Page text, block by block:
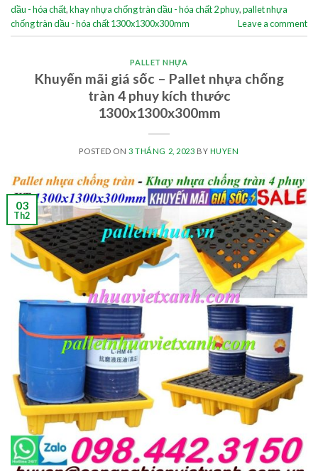
dầu - hóa chất,khay nhựa chống tràn dầu - hóa chất 2 phuy,pallet nhựa
chống tràn dầu - hóa chất 1300x1300x300mm
Leave a comment
PALLET NHỰA
Khuyến mãi giá sốc – Pallet nhựa chống
tràn 4 phuy kích thước
1300x1300x300mm
POSTED ON3 THÁNG 2, 2023 BY HUYEN
03
Th2